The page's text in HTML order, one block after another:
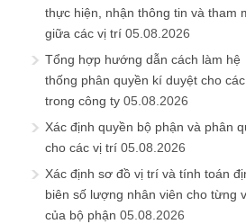
thực hiện, nhận thông tin và tham
giữa các vị trí 05.08.2026
Tổng hợp hướng dẫn cách làm hệ
thống phân quyền kí duyệt cho
trong công ty 05.08.2026
Xác định quyền bộ phận và phân
cho các vị trí 05.08.2026
Xác định sơ đồ vị trí và tính toán
biên số lượng nhân viên cho từng
của bộ phận 05.08.2026